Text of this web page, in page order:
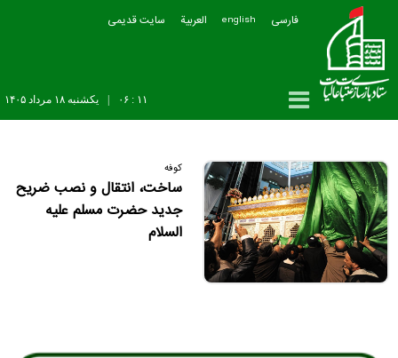
فارسی english العربیة سایت قدیمی
يکشنبه ۱۸ مرداد ۱۴۰۵ ۱۱ : ۰۶
کوفه
ساخت، انتقال و نصب ضریح
جدید حضرت مسلم علیه
السلام